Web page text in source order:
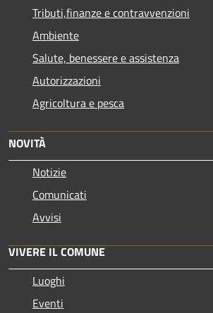
Tributi,finanze e contravvenzioni
Ambiente
Salute, benessere e assistenza
Autorizzazioni
Agricoltura e pesca
NOVITÀ
Notizie
Comunicati
Avvisi
VIVERE IL COMUNE
Luoghi
Eventi